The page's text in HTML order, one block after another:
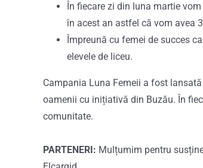
În fiecare zi din luna martie
în acest an astfel că vom avea
Împreună cu femei de succes
elevele de liceu.
Campania Luna Femeii a fost
oamenii cu inițiativă din Buzău. În
comunitate.
PARTENERI: Mulțumim pentru